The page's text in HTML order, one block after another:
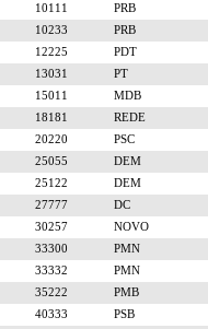
10111
PRB
10233
PRB
12225
PDT
13031
PT
15011
MDB
18181
REDE
20220
PSC
25055
DEM
25122
DEM
27777
DC
30257
NOVO
33300
PMN
33332
PMN
35222
PMB
40333
PSB